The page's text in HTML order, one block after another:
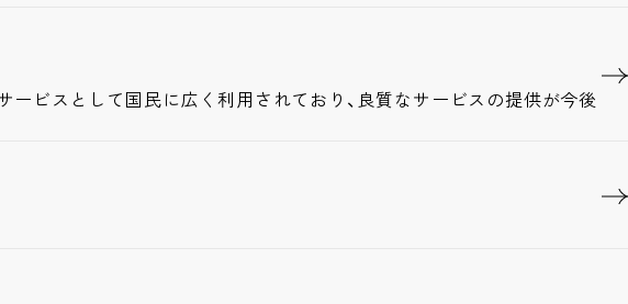
ビスとして国民に広く利用されており、良質なサービスの提供が今後